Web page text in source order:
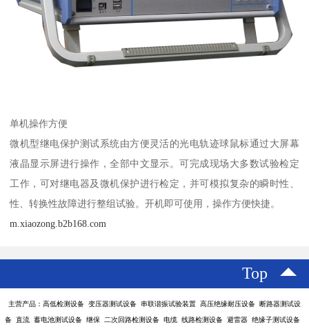
单机操作方便
微机型继电保护测试系统由方便灵活的光电轨迹球鼠标通过大屏幕
液晶显示屏进行操作，全部中文显示。可完成现场大多数试验检定
工作，可对继电器及微机保护进行检定，并可模拟复杂的瞬时性、
性、转换性故障进行整组试验。开机即可使用，操作方便快捷。
m.xiaozong.b2b168.com
Top
主营产品：高低检测设备 变压器测试设备 串联谐振试验装置 高压绝缘耐压设备 断路器测试设
备 直流 蓄电池测试设备 继保 二次回路检测设备 电缆 线路检测设备 避雷器 绝缘子测试设备